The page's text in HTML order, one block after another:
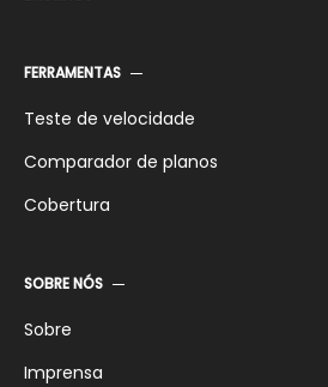
FERRAMENTAS
Teste de velocidade
Comparador de planos
Cobertura
SOBRE NÓS
Sobre
Imprensa